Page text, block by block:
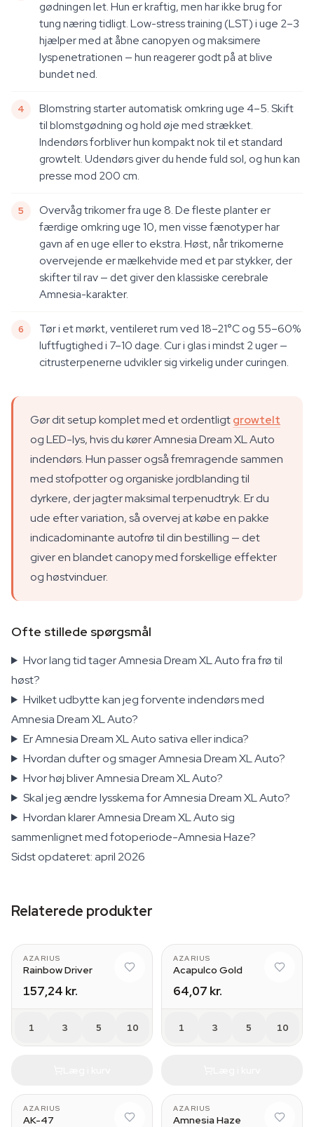
gødningen let. Hun er kraftig, men har ikke brug for
tung næring tidligt. Low-stress training (LST) i uge 2–3
hjælper med at åbne canopyen og maksimere
lyspenetrationen — hun reagerer godt på at blive
bundet ned.
Blomstring starter automatisk omkring uge 4–5. Skift
til blomstgødning og hold øje med strækket.
Indendørs forbliver hun kompakt nok til et standard
growtelt. Udendørs giver du hende fuld sol, og hun kan
presse mod 200 cm.
Overvåg trikomer fra uge 8. De fleste planter er
færdige omkring uge 10, men visse fænotyper har
gavn af en uge eller to ekstra. Høst, når trikomerne
overvejende er mælkehvide med et par stykker, der
skifter til rav — det giver den klassiske cerebrale
Amnesia-karakter.
Tør i et mørkt, ventileret rum ved 18–21°C og 55–60%
luftfugtighed i 7–10 dage. Cur i glas i mindst 2 uger —
citrusterpenerne udvikler sig virkelig under curingen.
Gør dit setup komplet med et ordentligtgrowtelt
og LED-lys, hvis du kører Amnesia Dream XL Auto
indendørs. Hun passer også fremragende sammen
med stofpotter og organiske jordblanding til
dyrkere, der jagter maksimal terpenudtryk. Er du
ude efter variation, så overvej at købe en pakke
indicadominante autofrø til din bestilling — det
giver en blandet canopy med forskellige effekter
og høstvinduer.
Ofte stillede spørgsmål
Hvor lang tid tager Amnesia Dream XL Auto fra frø til
høst?
Hvilket udbytte kan jeg forvente indendørs med
Amnesia Dream XL Auto?
Er Amnesia Dream XL Auto sativa eller indica?
Hvordan dufter og smager Amnesia Dream XL Auto?
Hvor høj bliver Amnesia Dream XL Auto?
Skal jeg ændre lysskema for Amnesia Dream XL Auto?
Hvordan klarer Amnesia Dream XL Auto sig
sammenlignet med fotoperiode-Amnesia Haze?
Sidst opdateret: april 2026
Relaterede produkter
AZARIUS
Rainbow Driver
157,24 kr.
1 3 5 10
AZARIUS
Acapulco Gold
64,07 kr.
1 3 5 10
AZARIUS
AK-47
AZARIUS
Amnesia Haze